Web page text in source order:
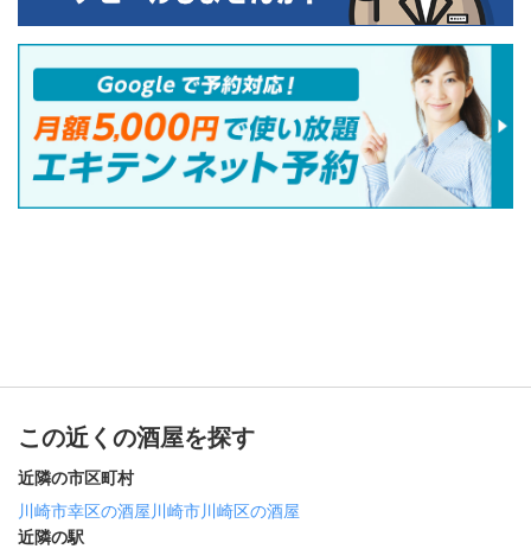
この近くの酒屋を探す
近隣の市区町村
川崎市幸区の酒屋川崎市川崎区の酒屋
近隣の駅